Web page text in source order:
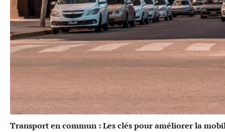
Transport en commun : Les clés pour améliorer la